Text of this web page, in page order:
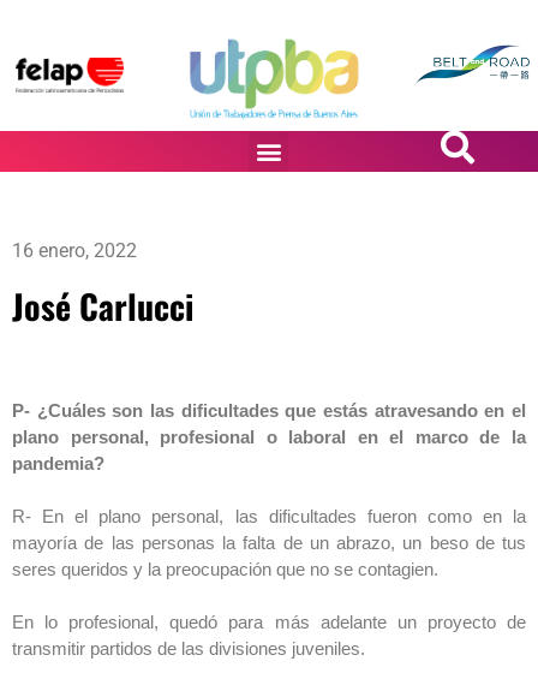
16 enero, 2022
José Carlucci
P- ¿Cuáles son las dificultades que estás atravesando en el
plano personal, profesional o laboral en el marco de la
pandemia?
R- En el plano personal, las dificultades fueron como en la
mayoría de las personas la falta de un abrazo, un beso de tus
seres queridos y la preocupación que no se contagien.
En lo profesional, quedó para más adelante un proyecto de
transmitir partidos de las divisiones juveniles.